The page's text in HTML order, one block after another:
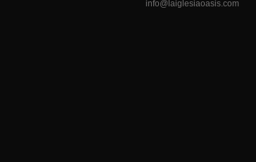
info@laiglesiaoasis.com